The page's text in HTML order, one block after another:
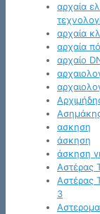
αρχαία
αρχαία
αρχαία
αρχαίο
ασκηση
άσκηση
άσκηση
Αστέρας
Αστέρας
3